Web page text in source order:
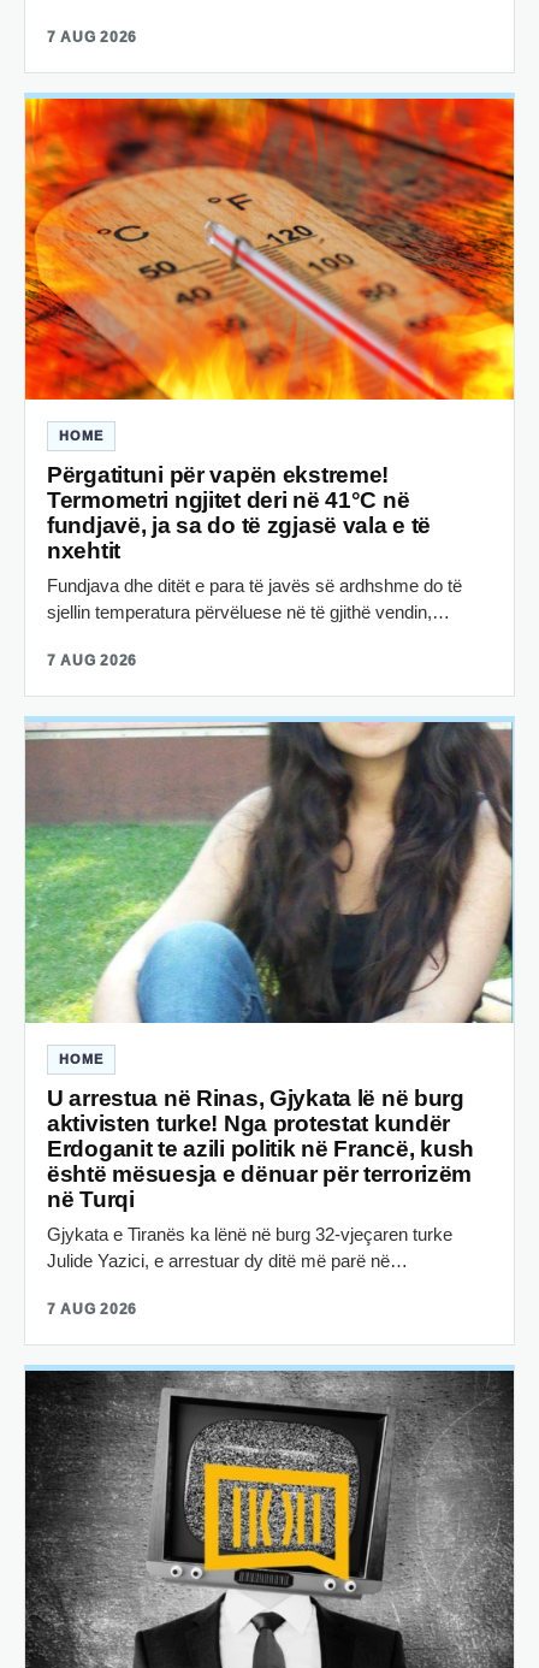
7 AUG 2026
HOME
Përgatituni për vapën ekstreme!
Termometri ngjitet deri në 41°C në
fundjavë, ja sa do të zgjasë vala e të
nxehtit
Fundjava dhe ditët e para të javës së ardhshme do të
sjellin temperatura përvëluese në të gjithë vendin,…
7 AUG 2026
HOME
U arrestua në Rinas, Gjykata lë në burg
aktivisten turke! Nga protestat kundër
Erdoganit te azili politik në Francë, kush
është mësuesja e dënuar për terrorizëm
në Turqi
Gjykata e Tiranës ka lënë në burg 32-vjeçaren turke
Julide Yazici, e arrestuar dy ditë më parë në…
7 AUG 2026